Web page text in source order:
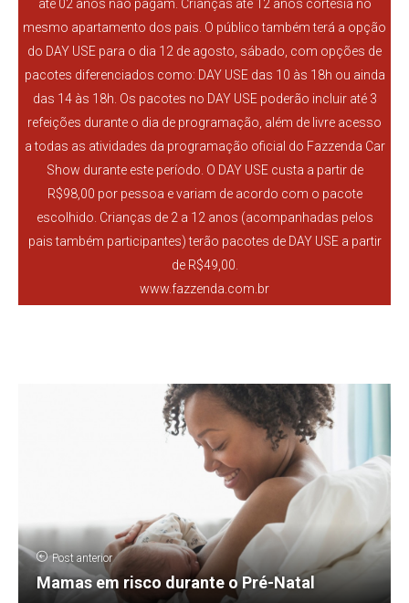
até 02 anos não pagam. Crianças até 12 anos cortesia no
mesmo apartamento dos pais. O público também terá a opção
do DAY USE para o dia 12 de agosto, sábado, com opções de
pacotes diferenciados como: DAY USE das 10 às 18h ou ainda
das 14 às 18h. Os pacotes no DAY USE poderão incluir até 3
refeições durante o dia de programação, além de livre acesso
a todas as atividades da programação oficial do Fazzenda Car
Show durante este período. O DAY USE custa a partir de
R$98,00 por pessoa e variam de acordo com o pacote
escolhido. Crianças de 2 a 12 anos (acompanhadas pelos
pais também participantes) terão pacotes de DAY USE a partir
de R$49,00.
www.fazzenda.com.br
Post anterior
Mamas em risco durante o Pré-Natal